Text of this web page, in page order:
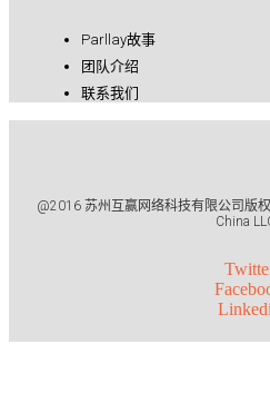
Parllay故事
团队介绍
联系我们
@2016 苏州互赢网络科技有限公司版
China